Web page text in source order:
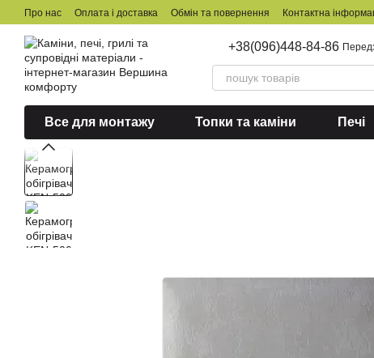
Перейти до основного контенту
Про нас Оплата і доставка Обмін та повернення Контактна
+38(096)448-84-86
Все для монтажу Топки та каміни Печі